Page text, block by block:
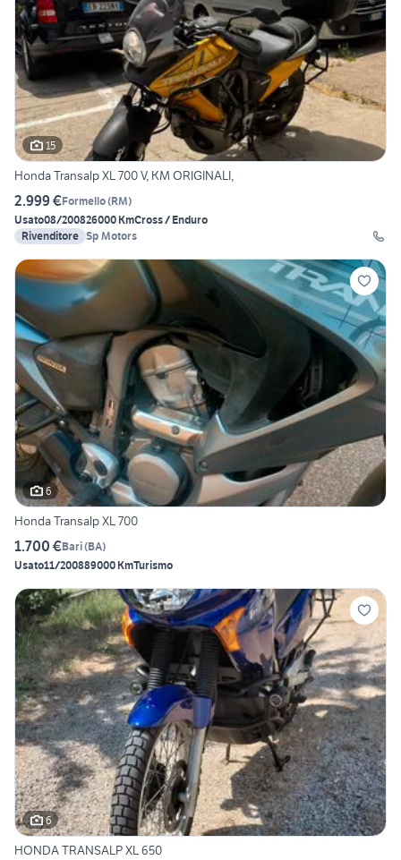
15
Honda Transalp XL 700 V, KM ORIGINALI,
2.999 €Formello(RM)
Usato08/200826000 KmCross / Enduro
Rivenditore Sp Motors
6
Honda Transalp XL 700
1.700 €Bari(BA)
Usato11/200889000 KmTurismo
6
HONDA TRANSALP XL 650